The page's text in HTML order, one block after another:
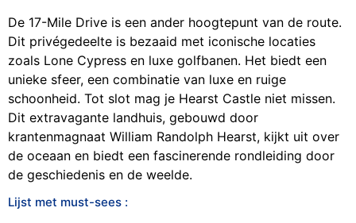
De 17-Mile Drive is een ander hoogtepunt van de route.
Dit privégedeelte is bezaaid met iconische locaties
zoals Lone Cypress en luxe golfbanen. Het biedt een
unieke sfeer, een combinatie van luxe en ruige
schoonheid. Tot slot mag je Hearst Castle niet missen.
Dit extravagante landhuis, gebouwd door
krantenmagnaat William Randolph Hearst, kijkt uit over
de oceaan en biedt een fascinerende rondleiding door
de geschiedenis en de weelde.
Lijst met must-sees :